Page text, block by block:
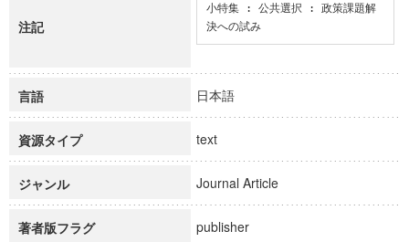
注記
小特集 : 公共選択 : 政策課題解
決への試み
言語 日本語
資源タイプ text
ジャンル Journal Article
著者版フラグ publisher